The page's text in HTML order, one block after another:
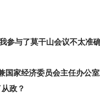
参与了莫干山会议不太准
国家经济委员会主任办公
政？